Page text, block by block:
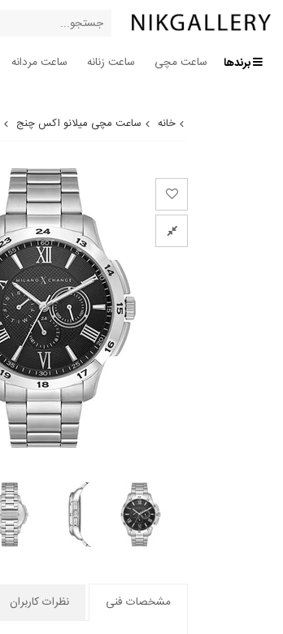
برندها ساعت مچی ساعت زنانه ساعت مردانه
خانه ساعت مچی میلانو اکس چنج
مشخصات فنی نظرات کاربران